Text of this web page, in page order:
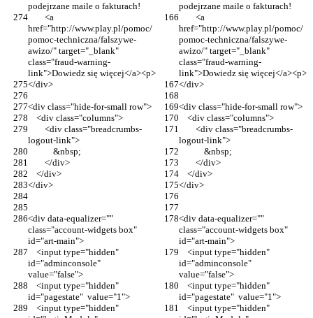
podejrzane maile o fakturach!
podejrzane maile o fakturach!
href="http://www.play.pl/pomoc/
pomoc-techniczna/falszywe-
awizo/" target="_blank"
class="fraud-warning-
link">Dowiedz się więcej</a><p>
href="http://www.play.pl/pomoc/
pomoc-techniczna/falszywe-
awizo/" target="_blank"
class="fraud-warning-
link">Dowiedz się więcej</a><p>
</div>
</div>
<div class="hide-for-small row">
<div class="hide-for-small row">
    <div class="columns">
    <div class="columns">
logout-link">
logout-link">
            &nbsp;
            &nbsp;
        </div>
        </div>
    </div>
    </div>
</div>
</div>
<div data-equalizer=""
class="account-widgets box"
id="art-main">
<div data-equalizer=""
class="account-widgets box"
id="art-main">
id="adminconsole"
value="false">
id="adminconsole"
value="false">
id="pagestate"  value="1">
id="pagestate"  value="1">